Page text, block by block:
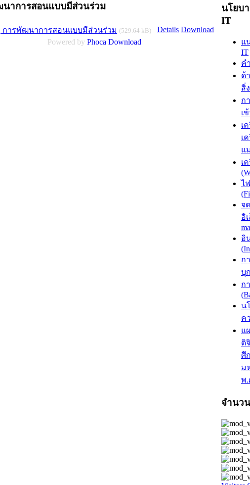
นาการสอนแบบมีส่วนร่วม
การพัฒนาการสอนแบบมีส่วนร่วม (529.64 kB) Details Download
Powered by Phoca Download
นโยบ
IT
แ
IT
ค
ด้
สิ่
ก
เ
เ
เ
แ
เ
ไ
จ
อิ
อิ
ก
บุ
ก
น
ค
แ
ดิ
ศึ
ม
พ.
จำนว